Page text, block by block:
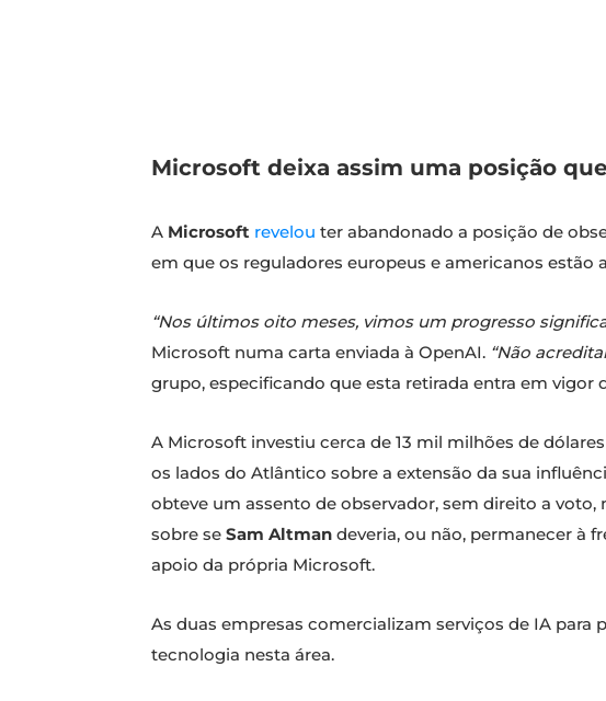
Microsoft deixa assim uma posição
A Microsoft revelou ter abandonado a posição de
em que os reguladores europeus e americanos estão
“Nos últimos oito meses, vimos um progresso
Microsoft numa carta enviada à OpenAI. “Não
grupo, especificando que esta retirada entra em vigor
A Microsoft investiu cerca de 13 mil milhões de
os lados do Atlântico sobre a extensão da sua
obteve um assento de observador, sem direito a
sobre se Sam Altman deveria, ou não, permanecer à
apoio da própria Microsoft.
As duas empresas comercializam serviços de IA
tecnologia nesta área.